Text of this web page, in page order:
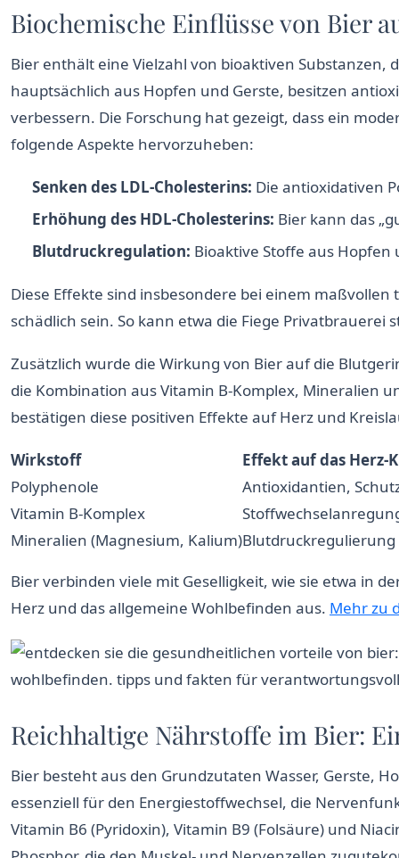
Biochemische Einflüsse von Bier
Bier enthält eine Vielzahl von bioaktiven Substanzen,
hauptsächlich aus Hopfen und Gerste, besitzen
verbessern. Die Forschung hat gezeigt, dass ein
folgende Aspekte hervorzuheben:
Senken des LDL-Cholesterins: Die antioxidativen
Erhöhung des HDL-Cholesterins: Bier kann das
Blutdruckregulation: Bioaktive Stoffe aus
Diese Effekte sind insbesondere bei einem
schädlich sein. So kann etwa die Fiege
Zusätzlich wurde die Wirkung von Bier auf die
die Kombination aus Vitamin B-Komplex, Mineralien
bestätigen diese positiven Effekte auf Herz und
Wirkstoff
Effekt auf das Herz-
Polyphenole
Antioxidantien,
Vitamin B-Komplex
Mineralien (Magnesium, Kalium)Blutdruckregulierung
Bier verbinden viele mit Geselligkeit, wie sie etwa in
Herz und das allgemeine Wohlbefinden aus. Mehr zu
Reichhaltige Nährstoffe im Bier:
Bier besteht aus den Grundzutaten Wasser, Gerste,
essenziell für den Energiestoffwechsel, die
Vitamin B6 (Pyridoxin), Vitamin B9 (Folsäure) und